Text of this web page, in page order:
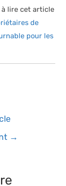
à lire cet article
de
pour les
→